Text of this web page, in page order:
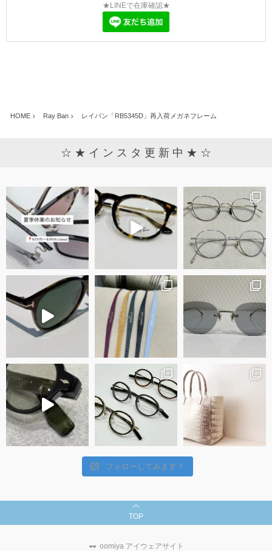
★LINEで在庫確認★
HOME Ray Ban レイバン「RB5345D」再入荷メガネフレーム
☆ ★ イ ン ス タ 更 新 中 ★ ☆
フォローしてみます？
TOP
oomiya アイウェアサイト